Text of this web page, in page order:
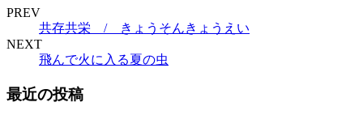
PREV
共存共栄 / きょうそんきょうえい
NEXT
飛んで火に入る夏の虫
最近の投稿